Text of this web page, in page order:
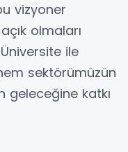
vizyoner
olmaları
ile
sektörümüzün
geleceğine katkı